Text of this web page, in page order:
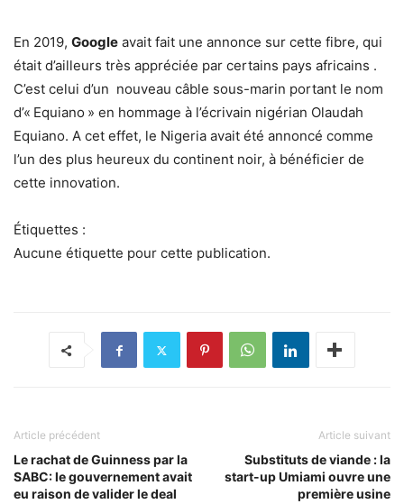
En 2019, Google avait fait une annonce sur cette fibre, qui
était d’ailleurs très appréciée par certains pays africains .
C’est celui d’un nouveau câble sous-marin portant le nom
d’« Equiano » en hommage à l’écrivain nigérian Olaudah
Equiano. A cet effet, le Nigeria avait été annoncé comme
l’un des plus heureux du continent noir, à bénéficier de
cette innovation.
Étiquettes :
Aucune étiquette pour cette publication.
Article précédent
Le rachat de Guinness par la
SABC: le gouvernement avait
eu raison de valider le deal
Article suivant
Substituts de viande : la
start-up Umiami ouvre une
première usine